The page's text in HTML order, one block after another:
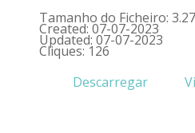
Tamanho do Ficheiro:
Created: 07-07-2023
Updated: 07-07-2023
Cliques: 126
Descarregar